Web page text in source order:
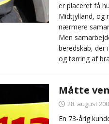
er placeret få
Midtjylland, og
nærmere
Men
beredskab, der
og tørring af
Måtte
28. august
En 73-årig